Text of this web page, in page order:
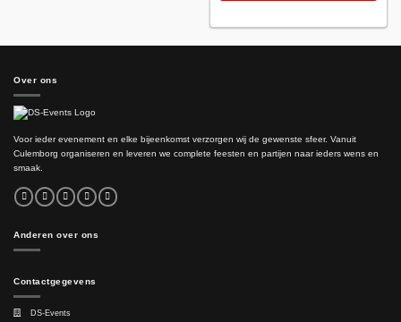
Over ons
Voor ieder evenement en elke bijeenkomst verzorgen wij de gewenste sfeer. Vanuit
Culemborg organiseren en leveren we complete feesten en partijen naar ieders wens en
smaak.
Anderen over ons
Contactgegevens
DS-Events